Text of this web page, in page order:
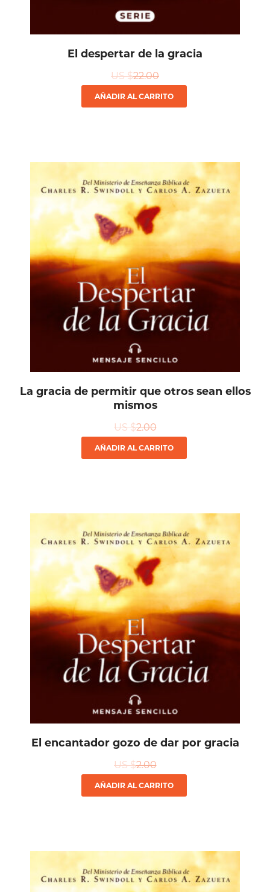
El despertar de la gracia
US $22.00
AÑADIR AL CARRITO
La gracia de permitir que otros sean ellos
mismos
US $2.00
AÑADIR AL CARRITO
El encantador gozo de dar por gracia
US $2.00
AÑADIR AL CARRITO